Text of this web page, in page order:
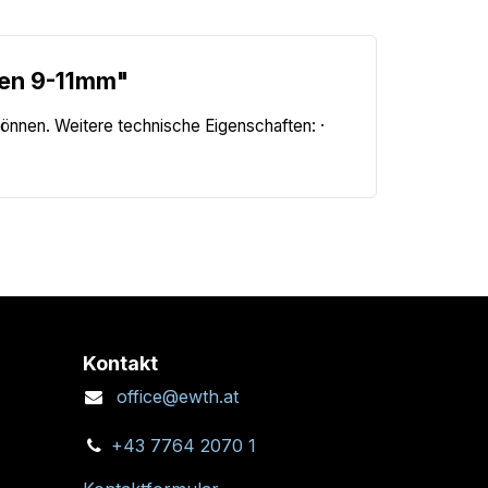
9-11mm"
Weitere technische Eigenschaften: ·
Kontakt
office@ewth.at
+43 7764 2070 1